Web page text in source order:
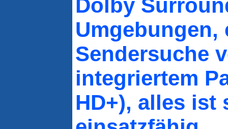
Dolby
Umgebungen,
Sendersuche
integriertem
HD+), alles ist